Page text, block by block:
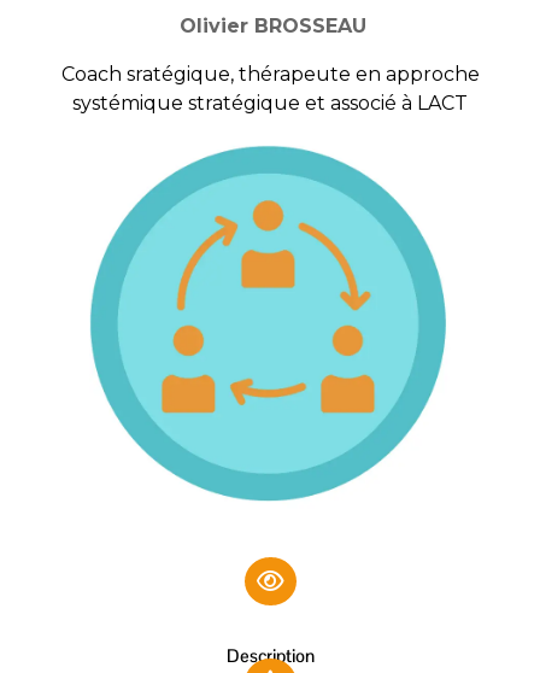
Olivier BROSSEAU
Coach sratégique, thérapeute en approche
systémique stratégique et associé à LACT
Description